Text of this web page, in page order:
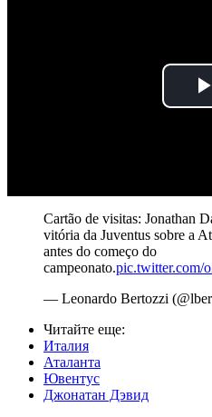
Cartão de visitas: Jonathan
vitória da Juventus sobre a
antes do começo do
campeonato.pic.twitter.com/
— Leonardo Bertozzi
Читайте еще:
Италия
Аталанта
Ювентус
Джонатан Дэвид